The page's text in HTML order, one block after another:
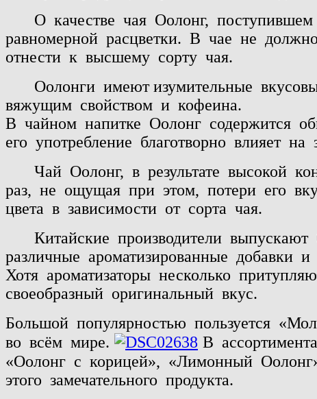
О качестве чая Оолонг, поступившем
равномерной расцветки. В чае не должно
отнести к высшему сорту чая.
Оолонги имеют изумительные
вяжущим свойством и кофеина.
В чайном напитке Оолонг содержится
его употребление благотворно влияет на
Чай Оолонг, в результате высокой
раз, не ощущая при этом, потери его
цвета в зависимости от сорта чая.
Китайские производители выпускают
различные ароматизированные добавки и
Хотя ароматизаторы несколько
своеобразный оригинальный вкус.
Большой популярностью пользуется
во всём мире. В
«Оолонг с корицей», «Лимонный
этого замечательного